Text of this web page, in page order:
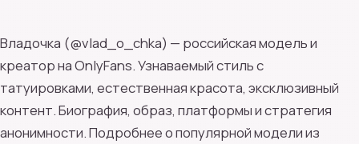
Владочка (@vlad_o_chka) — российская модель и
креатор на OnlyFans. Узнаваемый стиль с
татуировками, естественная красота, эксклюзивный
контент. Биография, образ, платформы и стратегия
анонимности. Подробнее о популярной модели из